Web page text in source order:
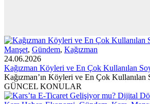
Manşet, Gündem, Kağızman
24.06.2026
Kağızman Köyleri ve En Çok Kullanılan
Kağızman’ın Köyleri ve En Çok Kullanılan
GÜNCEL KONULAR